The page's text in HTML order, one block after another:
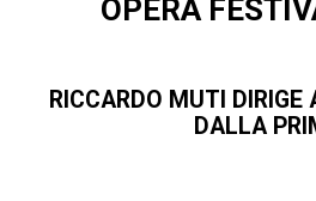
OPERA
RICCARDO MUTI DIRIGE
DALLA